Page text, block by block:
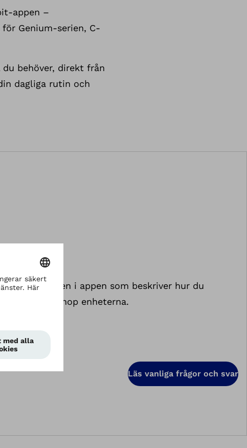
appen –
Genium-serien, C-
behöver, direkt från
dagliga rutin och
Följ stegen i appen som beskriver hur du
kopplar ihop enheterna.
Läs vanliga frågor och svar